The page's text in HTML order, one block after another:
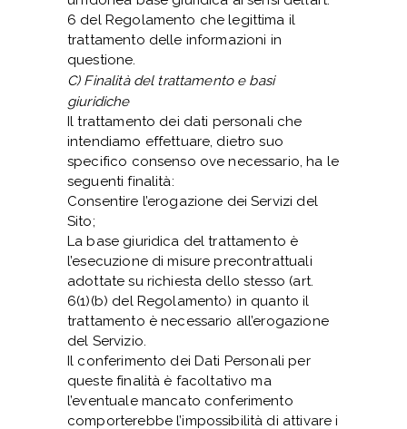
6 del Regolamento che legittima il
trattamento delle informazioni in
questione.
C) Finalità del trattamento e basi
giuridiche
Il trattamento dei dati personali che
intendiamo effettuare, dietro suo
specifico consenso ove necessario, ha le
seguenti finalità:
Consentire l’erogazione dei Servizi del
Sito;
La base giuridica del trattamento è
l’esecuzione di misure precontrattuali
adottate su richiesta dello stesso (art.
6(1)(b) del Regolamento) in quanto il
trattamento è necessario all’erogazione
del Servizio.
Il conferimento dei Dati Personali per
queste finalità è facoltativo ma
l’eventuale mancato conferimento
comporterebbe l’impossibilità di attivare i